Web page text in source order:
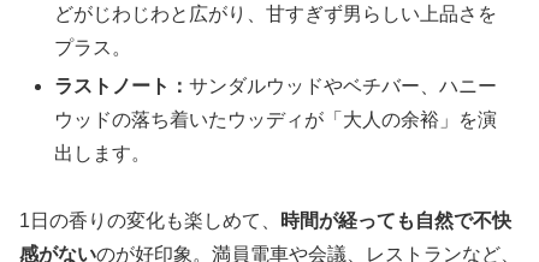
どがじわじわと広がり、甘すぎず男らしい上品さを
プラス。
ラストノート：サンダルウッドやベチバー、ハニー
ウッドの落ち着いたウッディが「大人の余裕」を演
出します。
1日の香りの変化も楽しめて、 時間が経っても自然で不快
感がないのが好印象。満員電車や会議、レストランなど、